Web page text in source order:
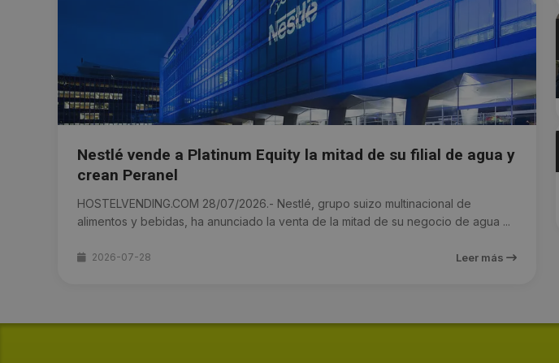
Nestlé vende a Platinum Equity la mitad de su filial de agua y
crean Peranel
HOSTELVENDING.COM 28/07/2026.- Nestlé, grupo suizo multinacional de
alimentos y bebidas, ha anunciado la venta de la mitad de su negocio de agua ...
2026-07-28 Leer más